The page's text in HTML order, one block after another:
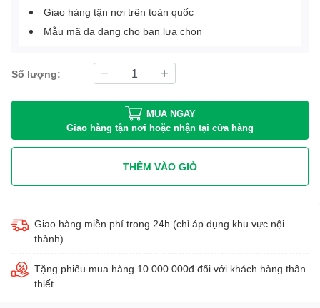
Giao hàng tận nơi trên toàn quốc
Mẫu mã đa dạng cho bạn lựa chọn
Số lượng:
MUA NGAY
Giao hàng tận nơi hoặc nhận tại cửa hàng
THÊM VÀO GIỎ
Giao hàng miễn phí trong 24h (chỉ áp dụng khu vực nội
thành)
Tặng phiếu mua hàng 10.000.000đ đối với khách hàng thân
thiết